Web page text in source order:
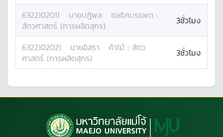
6322102011 นายปฎิพล ชลธิศบรรพต :
สัตวศาสตร์ (การผลิตสุกร)
3ชั่วโมง
6322102021 นายอิสรา ค้าไม้ : สัตว
ศาสตร์ (การผลิตสุกร)
3ชั่วโมง